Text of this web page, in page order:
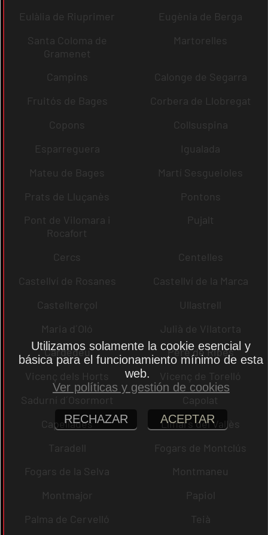
Eulàlia de Riuprimer
Eugènia de Berga
Santa Coloma de
Gramenet
Martorelles
Campins
Calonge de Segarra
Fruitós de Bages
Corbera de Llobregat
Copons
Collsuspina
Esparreguera
Igualada
Mateu de Bages
Martí Sesgueioles
Prats de Lluçanès
Pontons
Pont de Vilomara i
Rocafort
Pujalt
Cercs
Centelles
Castellví de Rosanes
Castellví de la Marca
Castellterçol
Ullastrell
Maria d´Oló
Julià de Vilatorta
Cardedeu
Pere de Ribes
Vicenç dels Horts
Vicenç de Torelló
Sadurní d´Osormort
Capolat
Capellades
Llinars del Vallès
Taradell
Fogars de Montclús
Fogars de la Selva
Montmaneu
Montmajor
Papiol
Palma de Cervelló
Teià
Utilizamos solamente la cookie esencial y
básica para el funcionamiento mínimo de esta
web.
Ver políticas y gestión de cookies
RECHAZAR ACEPTAR